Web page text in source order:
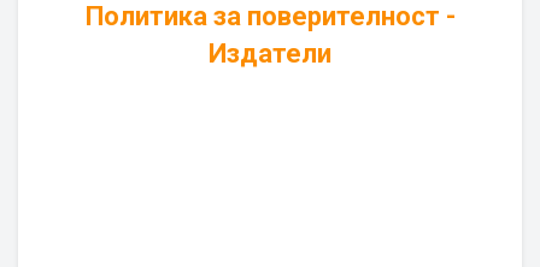
Политика за поверителност -
Издатели